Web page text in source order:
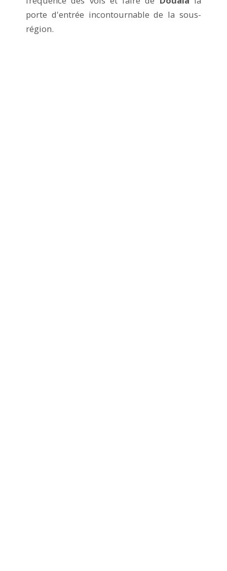
porte d'entrée incontournable de la sous-
région.